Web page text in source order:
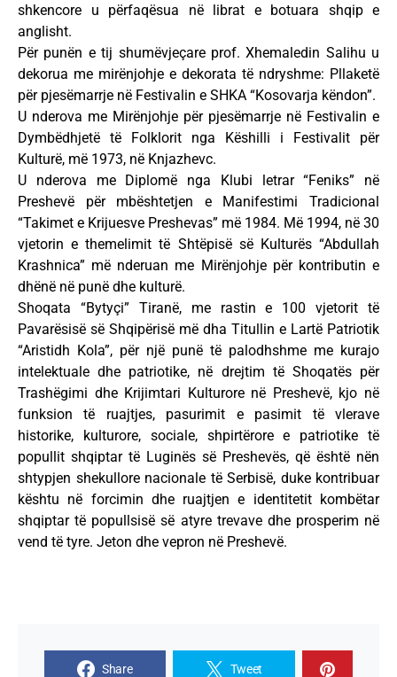
shkencore u përfaqësua në librat e botuara shqip e
anglisht.
Për punën e tij shumëvjeçare prof. Xhemaledin Salihu u
dekorua me mirënjohje e dekorata të ndryshme: Pllaketë
për pjesëmarrje në Festivalin e SHKA “Kosovarja këndon”.
U nderova me Mirënjohje për pjesëmarrje në Festivalin e
Dymbëdhjetë të Folklorit nga Këshilli i Festivalit për
Kulturë, më 1973, në Knjazhevc.
U nderova me Diplomë nga Klubi letrar “Feniks” në
Preshevë për mbështetjen e Manifestimi Tradicional
“Takimet e Krijuesve Preshevas” më 1984. Më 1994, në 30
vjetorin e themelimit të Shtëpisë së Kulturës “Abdullah
Krashnica” më nderuan me Mirënjohje për kontributin e
dhënë në punë dhe kulturë.
Shoqata “Bytyçi” Tiranë, me rastin e 100 vjetorit të
Pavarësisë së Shqipërisë më dha Titullin e Lartë Patriotik
“Aristidh Kola”, për një punë të palodhshme me kurajo
intelektuale dhe patriotike, në drejtim të Shoqatës për
Trashëgimi dhe Krijimtari Kulturore në Preshevë, kjo në
funksion të ruajtjes, pasurimit e pasimit të vlerave
historike, kulturore, sociale, shpirtërore e patriotike të
popullit shqiptar të Luginës së Preshevës, që është nën
shtypjen shekullore nacionale të Serbisë, duke kontribuar
kështu në forcimin dhe ruajtjen e identitetit kombëtar
shqiptar të popullsisë së atyre trevave dhe prosperim në
vend të tyre. Jeton dhe vepron në Preshevë.
Share Tweet